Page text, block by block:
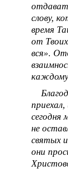
слову,
время
от
вся».
не
святых
они